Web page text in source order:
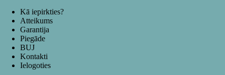
Kā iepirkties?
Atteikums
Garantija
Piegāde
BUJ
Kontakti
Ielogoties